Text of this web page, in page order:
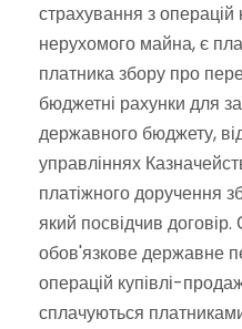
страхування з
нерухомого майна, є
платника збору про
бюджетні рахунки для
державного бюджету,
управліннях
платіжного доручення
який посвідчив
обов'язкове державне
операцій купівлі-
сплачуються